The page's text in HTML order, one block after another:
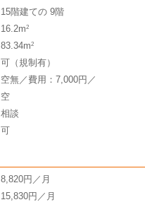
15階建ての 9階
16.2m2
83.34m2
可（規制有）
空無／費用：7,000円／
空
相談
可
8,820円／月
15,830円／月